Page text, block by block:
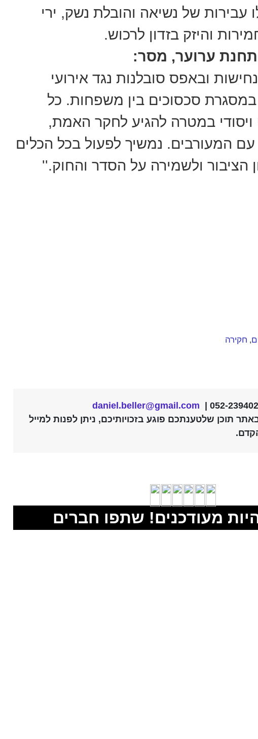
של נשיאה והובלת נשק, ירי
והיזק בזדון לרכוש.
ערוער, מסר:
ובאפס סובלנות נגד אירועי
סכסוכים בין משפחות. כל
ויסודי במטרה להגיע לחקר האמת,
המעורבים. נמשיך לפעול בכל הכלים
הציבור ולשמירה על הסדר והחוק.''
, חקירה
daniel.beller@gmail.com
תוכן שלטענתכם פוגע בזכויותיכם, ניתן לפנות למייל
מעודכנים! שתפו חברים